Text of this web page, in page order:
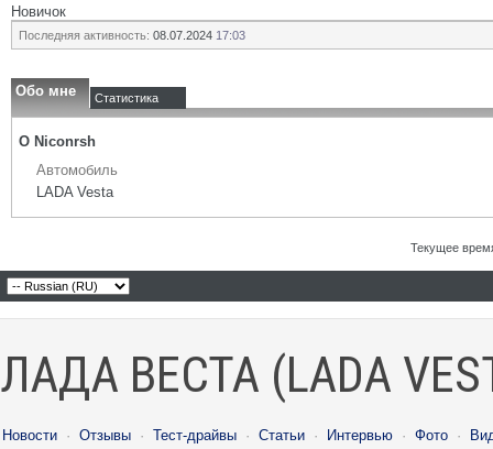
Новичок
Последняя активность: 08.07.2024 17:03
Обо мне Статистика
О Niconrsh
Автомобиль
LADA Vesta
Текущее
ЛАДА ВЕСТА (LADA
Новости · Отзывы · Тест-драйвы · Статьи · Интервью · Фото ·